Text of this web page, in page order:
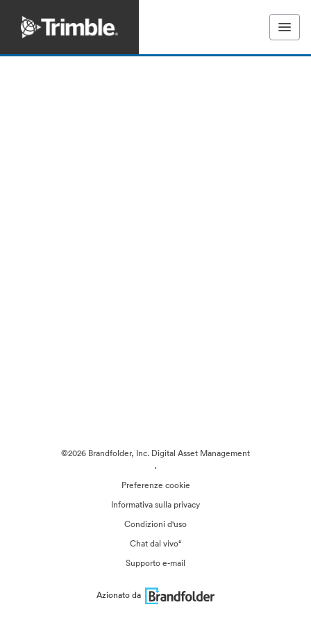
©2026 Brandfolder, Inc. Digital Asset Management
·
Preferenze cookie
Informativa sulla privacy
Condizioni d'uso
Chat dal vivo“
Supporto e-mail
Azionato da